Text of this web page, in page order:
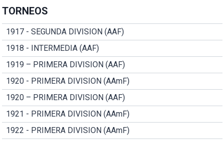
TORNEOS
1917 - SEGUNDA DIVISION (AAF)
1918 - INTERMEDIA (AAF)
1919 – PRIMERA DIVISION (AAF)
1920 - PRIMERA DIVISION (AAmF)
1920 – PRIMERA DIVISION (AAF)
1921 - PRIMERA DIVISION (AAmF)
1922 - PRIMERA DIVISION (AAmF)